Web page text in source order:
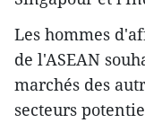
Les hommes
de l'ASEAN
marchés des
secteurs